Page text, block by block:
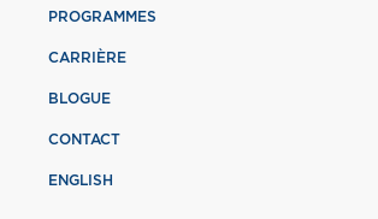
PROGRAMMES
CARRIÈRE
BLOGUE
CONTACT
ENGLISH